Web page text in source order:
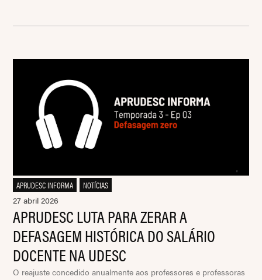
APRUDESC INFORMA
NOTÍCIAS
27 abril 2026
APRUDESC LUTA PARA ZERAR A
DEFASAGEM HISTÓRICA DO SALÁRIO
DOCENTE NA UDESC
O reajuste concedido anualmente aos professores e professoras